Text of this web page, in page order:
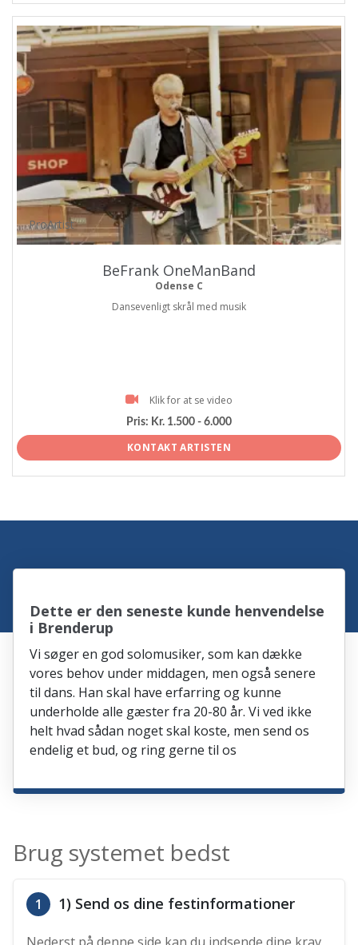
ProArtist
BeFrank OneManBand
Odense C
Dansevenligt skrål med musik
Klik for at se video
Pris: Kr. 1.500 - 6.000
KONTAKT ARTISTEN
Dette er den seneste kunde henvendelse
i Brenderup
Vi søger en god solomusiker, som kan dække
vores behov under middagen, men også senere
til dans. Han skal have erfarring og kunne
underholde alle gæster fra 20-80 år. Vi ved ikke
helt hvad sådan noget skal koste, men send os
endelig et bud, og ring gerne til os
Brug systemet bedst
1 1) Send os dine festinformationer